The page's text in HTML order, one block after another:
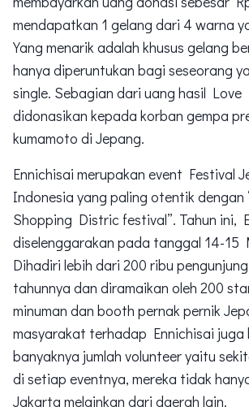
mendapatkan 1 gelang dari 4 warna
Yang menarik adalah khusus gelang
hanya diperuntukan bagi seseorang
single. Sebagian dari uang hasil Love
didonasikan kepada korban gempa
kumamoto di Jepang.
Ennichisai merupakan event Festival
Indonesia yang paling otentik dengan
Shopping Distric festival”. Tahun ini,
diselenggarakan pada tanggal 14-15
Dihadiri lebih dari 200 ribu
tahunnya dan diramaikan oleh 200
minuman dan booth pernak pernik
masyarakat terhadap Ennichisai
banyaknya jumlah volunteer yaitu
di setiap eventnya, mereka tidak
Jakarta melainkan dari daerah lain.